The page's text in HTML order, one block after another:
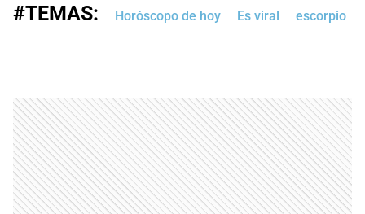
#TEMAS: Horóscopo de hoy Es viral escorpio